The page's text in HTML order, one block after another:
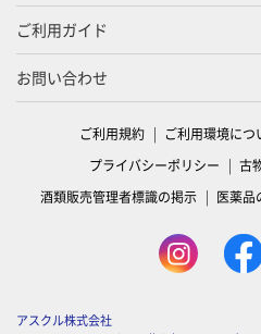
ご利用ガイド
お問い合わせ
ご利用規約 ご利用環境につ
プライバシーポリシー
古
酒類販売管理者標識の掲示
医薬品
アスクル株式会社